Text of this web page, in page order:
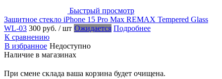
Быстрый просмотр
Защитное стекло iPhone 15 Pro Max REMAX Tempered Glass
WL-03 300 руб. / шт Ожидается Подробнее
К сравнению
В избранное Недоступно
Наличие в магазинах
При смене склада ваша корзина будет очищена.